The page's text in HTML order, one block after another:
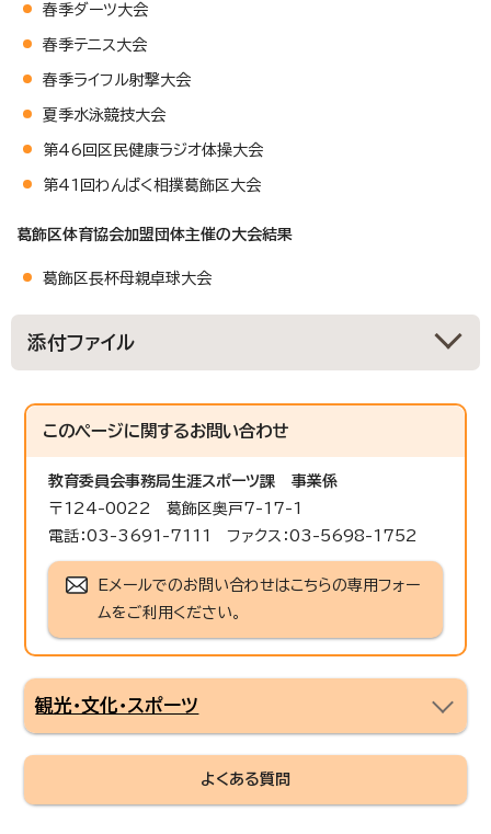
春季ダーツ大会
春季テニス大会
春季ライフル射撃大会
夏季水泳競技大会
第46回区民健康ラジオ体操大会
第41回わんぱく相撲葛飾区大会
葛飾区体育協会加盟団体主催の大会結果
葛飾区長杯母親卓球大会
添付ファイル
このページに関するお問い合わせ
教育委員会事務局生涯スポーツ課
事業係
〒124-0022 葛飾区奥戸7-17-1
電話：03-3691-7111 ファクス：03-5698-1752
Eメールでのお問い合わせはこちらの専用フォー
ムをご利用ください。
観光・文化・スポーツ
よくある質問